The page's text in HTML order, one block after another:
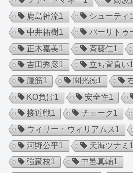
鹿島神流1 シューティ
中井祐樹1 バーリトゥ
正木嘉美1 斉藤仁1
吉田秀彦1 立ち背負い
腹筋1 関光徳1
KO負け1 安全性1
接近戦1 チョーク1
ウィリー・ウィリアムス1
河野公平1 天海ツナミ
強豪校1 中邑真輔1